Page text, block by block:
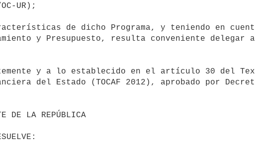
UR);
y Presupuesto, resulta conveniente delegar
del Estado (TOCAF 2012), aprobado por